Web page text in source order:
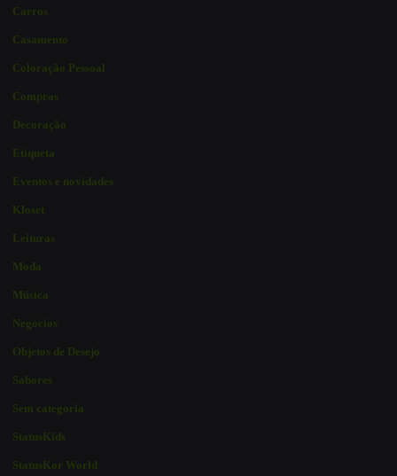
Carros
Casamento
Coloração Pessoal
Compras
Decoração
Etiqueta
Eventos e novidades
Kloset
Leituras
Moda
Música
Negócios
Objetos de Desejo
Sabores
Sem categoria
StatusKids
StatusKor World